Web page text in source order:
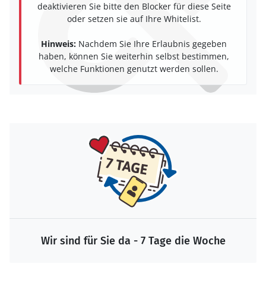
deaktivieren Sie bitte den Blocker für diese Seite
oder setzen sie auf Ihre Whitelist.
Hinweis: Nachdem Sie Ihre Erlaubnis gegeben
haben, können Sie weiterhin selbst bestimmen,
welche Funktionen genutzt werden sollen.
Wir sind für Sie da - 7 Tage die Woche